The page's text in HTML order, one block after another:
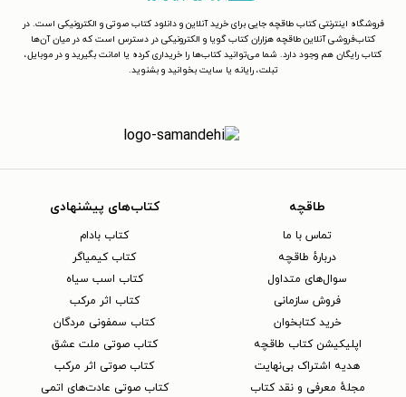
فروشگاه اینترنتی کتاب طاقچه جایی برای خرید آنلاین و دانلود کتاب صوتی و الکترونیکی است. در
کتاب‌فروشی آنلاین طاقچه هزاران کتاب گویا و الکترونیکی در دسترس است که در میان آن‌ها
کتاب رایگان هم وجود دارد. شما می‌توانید کتاب‌ها را خریداری کرده یا امانت بگیرید و در موبایل،
تبلت، رایانه یا سایت بخوانید و بشنوید.
طاقچه
تماس با ما
دربارهٔ طاقچه
سوال‌های متداول
فروش سازمانی
خرید کتابخوان
اپلیکیشن کتاب طاقچه
هدیه اشتراک بی‌نهایت
مجلهٔ معرفی و نقد کتاب
کتاب‌های پیشنهادی
کتاب بادام
کتاب کیمیاگر
کتاب اسب سیاه
کتاب اثر مرکب
کتاب سمفونی مردگان
کتاب صوتی ملت عشق
کتاب صوتی اثر مرکب
کتاب صوتی عادت‌های اتمی